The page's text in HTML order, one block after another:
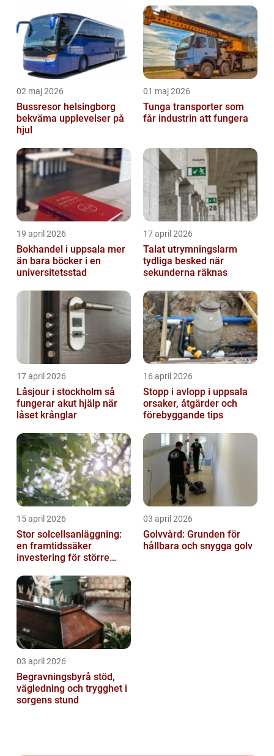
semesterfirare
02 maj 2026
Bussresor helsingborg
bekväma upplevelser på
hjul
01 maj 2026
Tunga transporter som
får industrin att fungera
19 april 2026
Bokhandel i uppsala mer
än bara böcker i en
universitetsstad
17 april 2026
Talat utrymningslarm
tydliga besked när
sekunderna räknas
17 april 2026
Låsjour i stockholm så
fungerar akut hjälp när
låset krånglar
16 april 2026
Stopp i avlopp i uppsala
orsaker, åtgärder och
förebyggande tips
15 april 2026
Stor solcellsanläggning:
en framtidssäker
investering för större
03 april 2026
Golvvård: Grunden för
hållbara och snygga golv
03 april 2026
Begravningsbyrå stöd,
vägledning och trygghet i
sorgens stund